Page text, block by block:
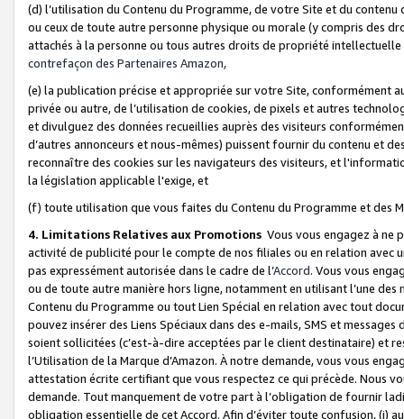
(d) l’utilisation du Contenu du Programme, de votre Site et du
ou ceux de toute autre personne physique ou morale (y compris des
attachés à la personne ou tous autres droits de propriété
contrefaçon des Partenaires Amazon,
(e) la publication précise et appropriée sur votre Site, conformément
privée ou autre, de l’utilisation de cookies, de pixels et autres
et divulguez des données recueillies auprès des visiteurs
d’autres annonceurs et nous-mêmes) puissent fournir du contenu et
reconnaître des cookies sur les navigateurs des visiteurs, et
la législation applicable l'exige, et
(f) toute utilisation que vous faites du Contenu du Programme et des
4. Limitations Relatives aux Promotions Vous vous engagez à ne
activité de publicité pour le compte de nos filiales ou en relation avec
pas expressément autorisée dans le cadre de l’Accord. Vous vous
ou de toute autre manière hors ligne, notamment en utilisant l’une
Contenu du Programme ou tout Lien Spécial en relation avec tout
pouvez insérer des Liens Spéciaux dans des e-mails, SMS et
soient sollicitées (c’est-à-dire acceptées par le client destinataire) et
l’Utilisation de la Marque d’Amazon. À notre demande, vous vous
attestation écrite certifiant que vous respectez ce qui précède. Nous
demande. Tout manquement de votre part à l’obligation de fournir
obligation essentielle de cet Accord. Afin d’éviter toute confusion, (i)